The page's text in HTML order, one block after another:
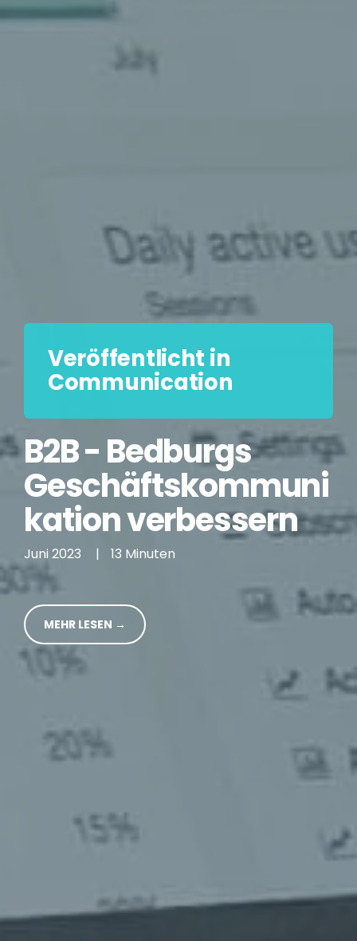
Veröffentlicht in
Communication
B2B - Bedburgs
Geschäftskommuni
kation verbessern
Juni 2023 | 13 Minuten
MEHR LESEN →